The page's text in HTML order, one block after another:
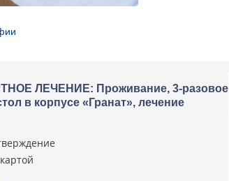
ЛЕЧЕНИЕ: Проживание, 3-разовое
в корпусе «Гранат», лечение